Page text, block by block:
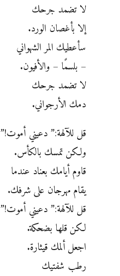
لا تضمد جرحك
إلا بأغصان الورد.
سأعطيك المر الشهواني
– بلسمًا – والأفيون.
لا تضمد جرحك
دمك الأرجواني.
قل للآلهة:” دعيني أموت!”
ولكن تمسك بالكأس.
قاوم أيامك بعناد عندما
يقام مهرجان على شرفك.
قل للآلهة:” دعيني أموت!”
لكن قلها بضحكة.
اجعل ألمك قيثارة.
رطب شفتيك